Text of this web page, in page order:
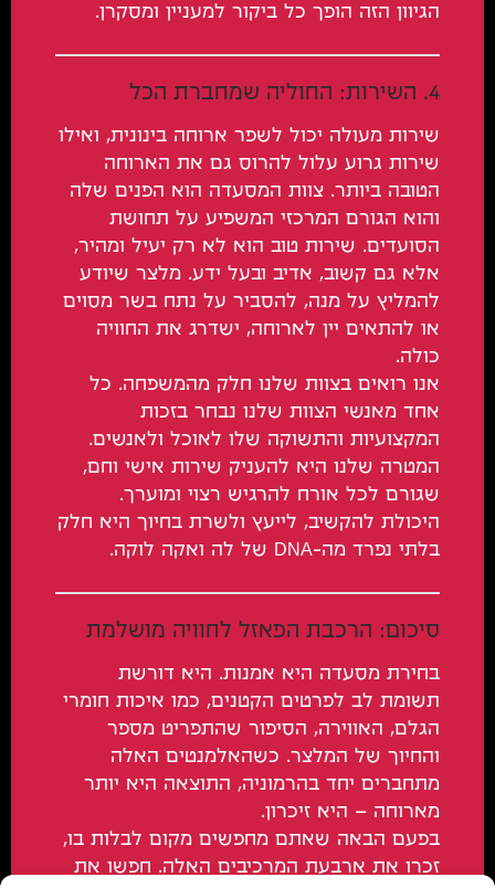
הגיוון הזה הופך כל ביקור למעניין ומסקרן.
4. השירות: החוליה שמחברת הכל
שירות מעולה יכול לשפר ארוחה בינונית, ואילו
שירות גרוע עלול להרוס גם את הארוחה
הטובה ביותר. צוות המסעדה הוא הפנים שלה
והוא הגורם המרכזי המשפיע על תחושת
הסועדים. שירות טוב הוא לא רק יעיל ומהיר,
אלא גם קשוב, אדיב ובעל ידע. מלצר שיודע
להמליץ על מנה, להסביר על נתח בשר מסוים
או להתאים יין לארוחה, ישדרג את החוויה
כולה.
אנו רואים בצוות שלנו חלק מהמשפחה. כל
אחד מאנשי הצוות שלנו נבחר בזכות
המקצועיות והתשוקה שלו לאוכל ולאנשים.
המטרה שלנו היא להעניק שירות אישי וחם,
שגורם לכל אורח להרגיש רצוי ומוערך.
היכולת להקשיב, לייעץ ולשרת בחיוך היא חלק
בלתי נפרד מה-DNA של לה ואקה לוקה.
סיכום: הרכבת הפאזל לחוויה מושלמת
בחירת מסעדה היא אמנות. היא דורשת
תשומת לב לפרטים הקטנים, כמו איכות חומרי
הגלם, האווירה, הסיפור שהתפריט מספר
והחיוך של המלצר. כשהאלמנטים האלה
מתחברים יחד בהרמוניה, התוצאה היא יותר
מארוחה – היא זיכרון.
בפעם הבאה שאתם מחפשים מקום לבלות בו,
זכרו את ארבעת המרכיבים האלה. חפשו את